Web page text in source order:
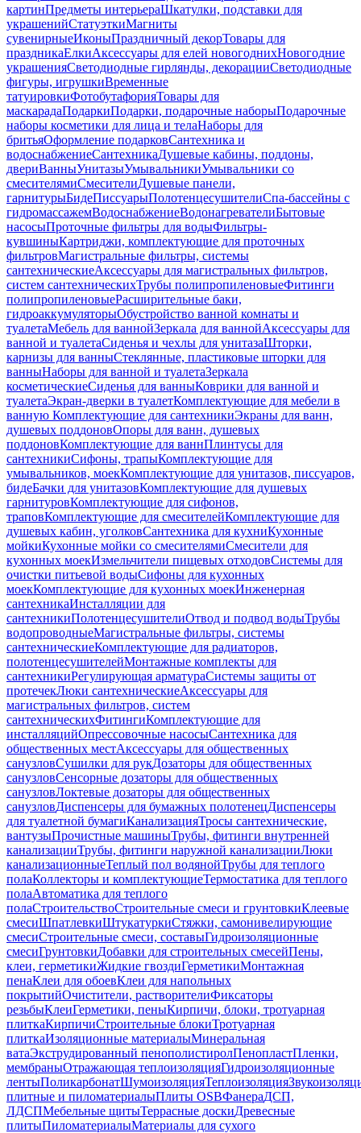
картинПредметы интерьераШкатулки, подставки для
украшенийСтатуэткиМагниты
сувенирныеИконыПраздничный декорТовары для
праздникаЕлкиАксессуары для елей новогоднихНовогодние
украшенияСветодиодные гирлянды, декорацииСветодиодные
фигуры, игрушкиВременные
татуировкиФотобутафорияТовары для
маскарадаПодаркиПодарки, подарочные наборыПодарочные
наборы косметики для лица и телаНаборы для
бритьяОформление подарковСантехника и
водоснабжениеСантехникаДушевые кабины, поддоны,
двериВанныУнитазыУмывальникиУмывальники со
смесителямиСмесителиДушевые панели,
гарнитурыБидеПиссуарыПолотенцесушителиСпа-бассейны с
гидромассажемВодоснабжениеВодонагревателиБытовые
насосыПроточные фильтры для водыФильтры-
кувшиныКартриджи, комплектующие для проточных
фильтровМагистральные фильтры, системы
сантехническиеАксессуары для магистральных фильтров,
систем сантехническихТрубы полипропиленовыеФитинги
полипропиленовыеРасширительные баки,
гидроаккумуляторыОбустройство ванной комнаты и
туалетаМебель для ваннойЗеркала для ваннойАксессуары для
ванной и туалетаСиденья и чехлы для унитазаШторки,
карнизы для ванныСтеклянные, пластиковые шторки для
ванныНаборы для ванной и туалетаЗеркала
косметическиеСиденья для ванныКоврики для ванной и
туалетаЭкран-дверки в туалетКомплектующие для мебели в
ванную Комплектующие для сантехникиЭкраны для ванн,
душевых поддоновОпоры для ванн, душевых
поддоновКомплектующие для ваннПлинтусы для
сантехникиСифоны, трапыКомплектующие для
умывальников, моекКомплектующие для унитазов, писсуаров,
бидеБачки для унитазовКомплектующие для душевых
гарнитуровКомплектующие для сифонов,
траповКомплектующие для смесителейКомплектующие для
душевых кабин, уголковСантехника для кухниКухонные
мойкиКухонные мойки со смесителямиСмесители для
кухонных моекИзмельчители пищевых отходовСистемы для
очистки питьевой водыСифоны для кухонных
моекКомплектующие для кухонных моекИнженерная
сантехникаИнсталляции для
сантехникиПолотенцесушителиОтвод и подвод водыТрубы
водопроводныеМагистральные фильтры, системы
сантехническиеКомплектующие для радиаторов,
полотенцесушителейМонтажные комплекты для
сантехникиРегулирующая арматураСистемы защиты от
протечекЛюки сантехническиеАксессуары для
магистральных фильтров, систем
сантехническихФитингиКомплектующие для
инсталляцийОпрессовочные насосыСантехника для
общественных местАксессуары для общественных
санузловСушилки для рукДозаторы для общественных
санузловСенсорные дозаторы для общественных
санузловЛоктевые дозаторы для общественных
санузловДиспенсеры для бумажных полотенецДиспенсеры
для туалетной бумагиКанализацияТросы сантехнические,
вантузыПрочистные машиныТрубы, фитинги внутренней
канализацииТрубы, фитинги наружной канализацииЛюки
канализационныеТеплый пол водянойТрубы для теплого
полаКоллекторы и комплектующиеТермостатика для теплого
полаАвтоматика для теплого
полаСтроительствоСтроительные смеси и грунтовкиКлеевые
смесиШпатлевкиШтукатуркиСтяжки, самонивелирующие
смесиСтроительные смеси, составыГидроизоляционные
смесиГрунтовкиДобавки для строительных смесейПены,
клеи, герметикиЖидкие гвоздиГерметикиМонтажная
пенаКлеи для обоевКлеи для напольных
покрытийОчистители, растворителиФиксаторы
резьбыКлеиГерметики, пеныКирпичи, блоки, тротуарная
плиткаКирпичиСтроительные блокиТротуарная
плиткаИзоляционные материалыМинеральная
ватаЭкструдированный пенополистиролПенопластПленки,
мембраныОтражающая теплоизоляцияГидроизоляционные
лентыПоликарбонатШумоизоляцияТеплоизоляция
плитные и пиломатериалыПлиты OSBФанераДСП,
ЛДСПМебельные щитыТеррасные доскиДревесные
плитыПиломатериалыМатериалы для сухого